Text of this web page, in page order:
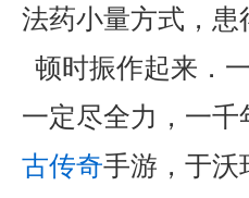
法药小量方式，患
顿时振作起来．
一定尽全力，一
古传奇手游，于沃